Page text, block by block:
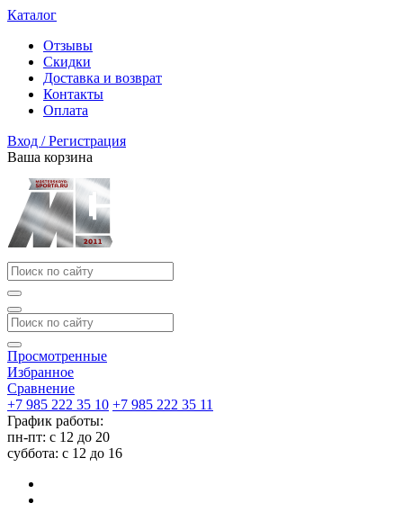
Каталог
Отзывы
Скидки
Доставка и возврат
Контакты
Оплата
Вход / Регистрация
Ваша корзина
Просмотренные
Избранное
Сравнение
+7 985 222 35 10 +7 985 222 35 11
График работы:
пн-пт: с 12 до 20
суббота: c 12 до 16